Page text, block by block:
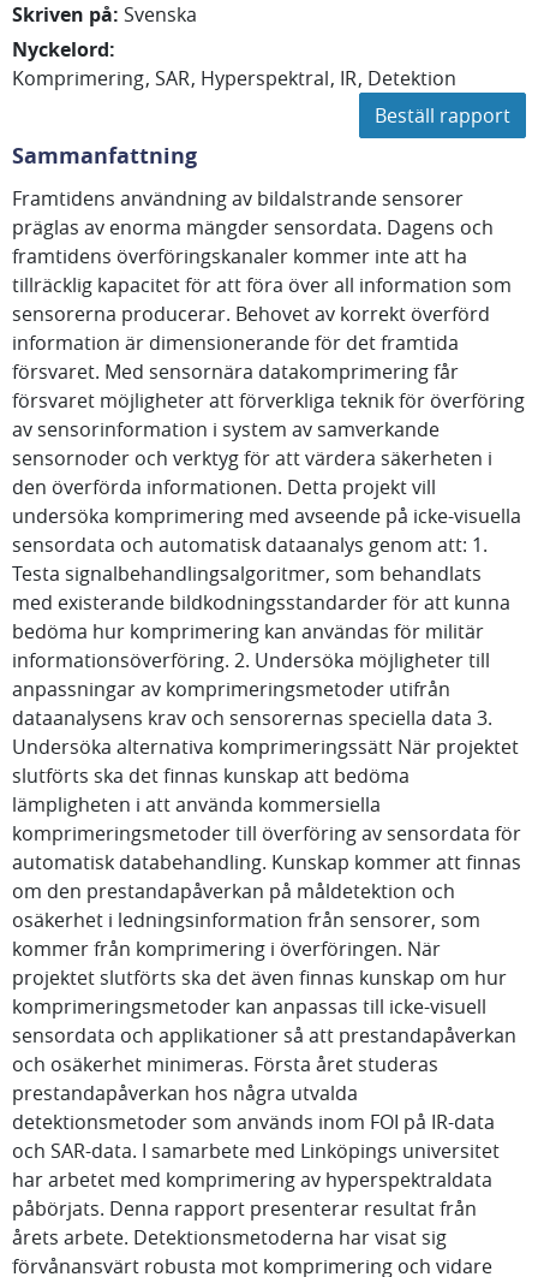
Skriven på: Svenska
Nyckelord:
Komprimering SAR Hyperspektral IR Detektion
Beställ rapport
Sammanfattning
Framtidens användning av bildalstrande sensorer
präglas av enorma mängder sensordata. Dagens och
framtidens överföringskanaler kommer inte att ha
tillräcklig kapacitet för att föra över all information som
sensorerna producerar. Behovet av korrekt överförd
information är dimensionerande för det framtida
försvaret. Med sensornära datakomprimering får
försvaret möjligheter att förverkliga teknik för överföring
av sensorinformation i system av samverkande
sensornoder och verktyg för att värdera säkerheten i
den överförda informationen. Detta projekt vill
undersöka komprimering med avseende på icke-visuella
sensordata och automatisk dataanalys genom att: 1.
Testa signalbehandlingsalgoritmer, som behandlats
med existerande bildkodningsstandarder för att kunna
bedöma hur komprimering kan användas för militär
informationsöverföring. 2. Undersöka möjligheter till
anpassningar av komprimeringsmetoder utifrån
dataanalysens krav och sensorernas speciella data 3.
Undersöka alternativa komprimeringssätt När projektet
slutförts ska det finnas kunskap att bedöma
lämpligheten i att använda kommersiella
komprimeringsmetoder till överföring av sensordata för
automatisk databehandling. Kunskap kommer att finnas
om den prestandapåverkan på måldetektion och
osäkerhet i ledningsinformation från sensorer, som
kommer från komprimering i överföringen. När
projektet slutförts ska det även finnas kunskap om hur
komprimeringsmetoder kan anpassas till icke-visuell
sensordata och applikationer så att prestandapåverkan
och osäkerhet minimeras. Första året studeras
prestandapåverkan hos några utvalda
detektionsmetoder som används inom FOI på IR-data
och SAR-data. I samarbete med Linköpings universitet
har arbetet med komprimering av hyperspektraldata
påbörjats. Denna rapport presenterar resultat från
årets arbete. Detektionsmetoderna har visat sig
förvånansvärt robusta mot komprimering och vidare